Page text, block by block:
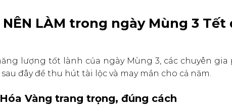
LÀM trong ngày Mùng 3
lượng tốt lành của ngày Mùng 3, các chuyên
đây để thu hút tài lộc và may mắn cho cả năm.
Vàng trang trọng, đúng cách